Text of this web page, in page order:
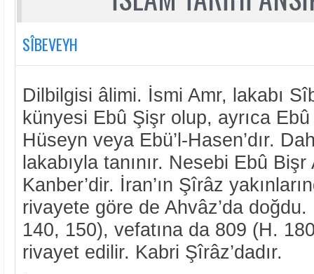
SÎBEVEYH
Dilbilgisi âlimi. İsmi Amr, lakabı
künyesi Ebû Şişr olup, ayrıca Ebû
Hüseyn veya Ebü’l-Hasen’dır.
lakabıyla tanınır. Nesebi Ebû
Kanber’dir. İran’ın Şîrâz
rivayete göre de Ahvâz’da
140, 150), vefatına da 809 (H.
rivayet edilir. Kabri Şîrâz’dadır.